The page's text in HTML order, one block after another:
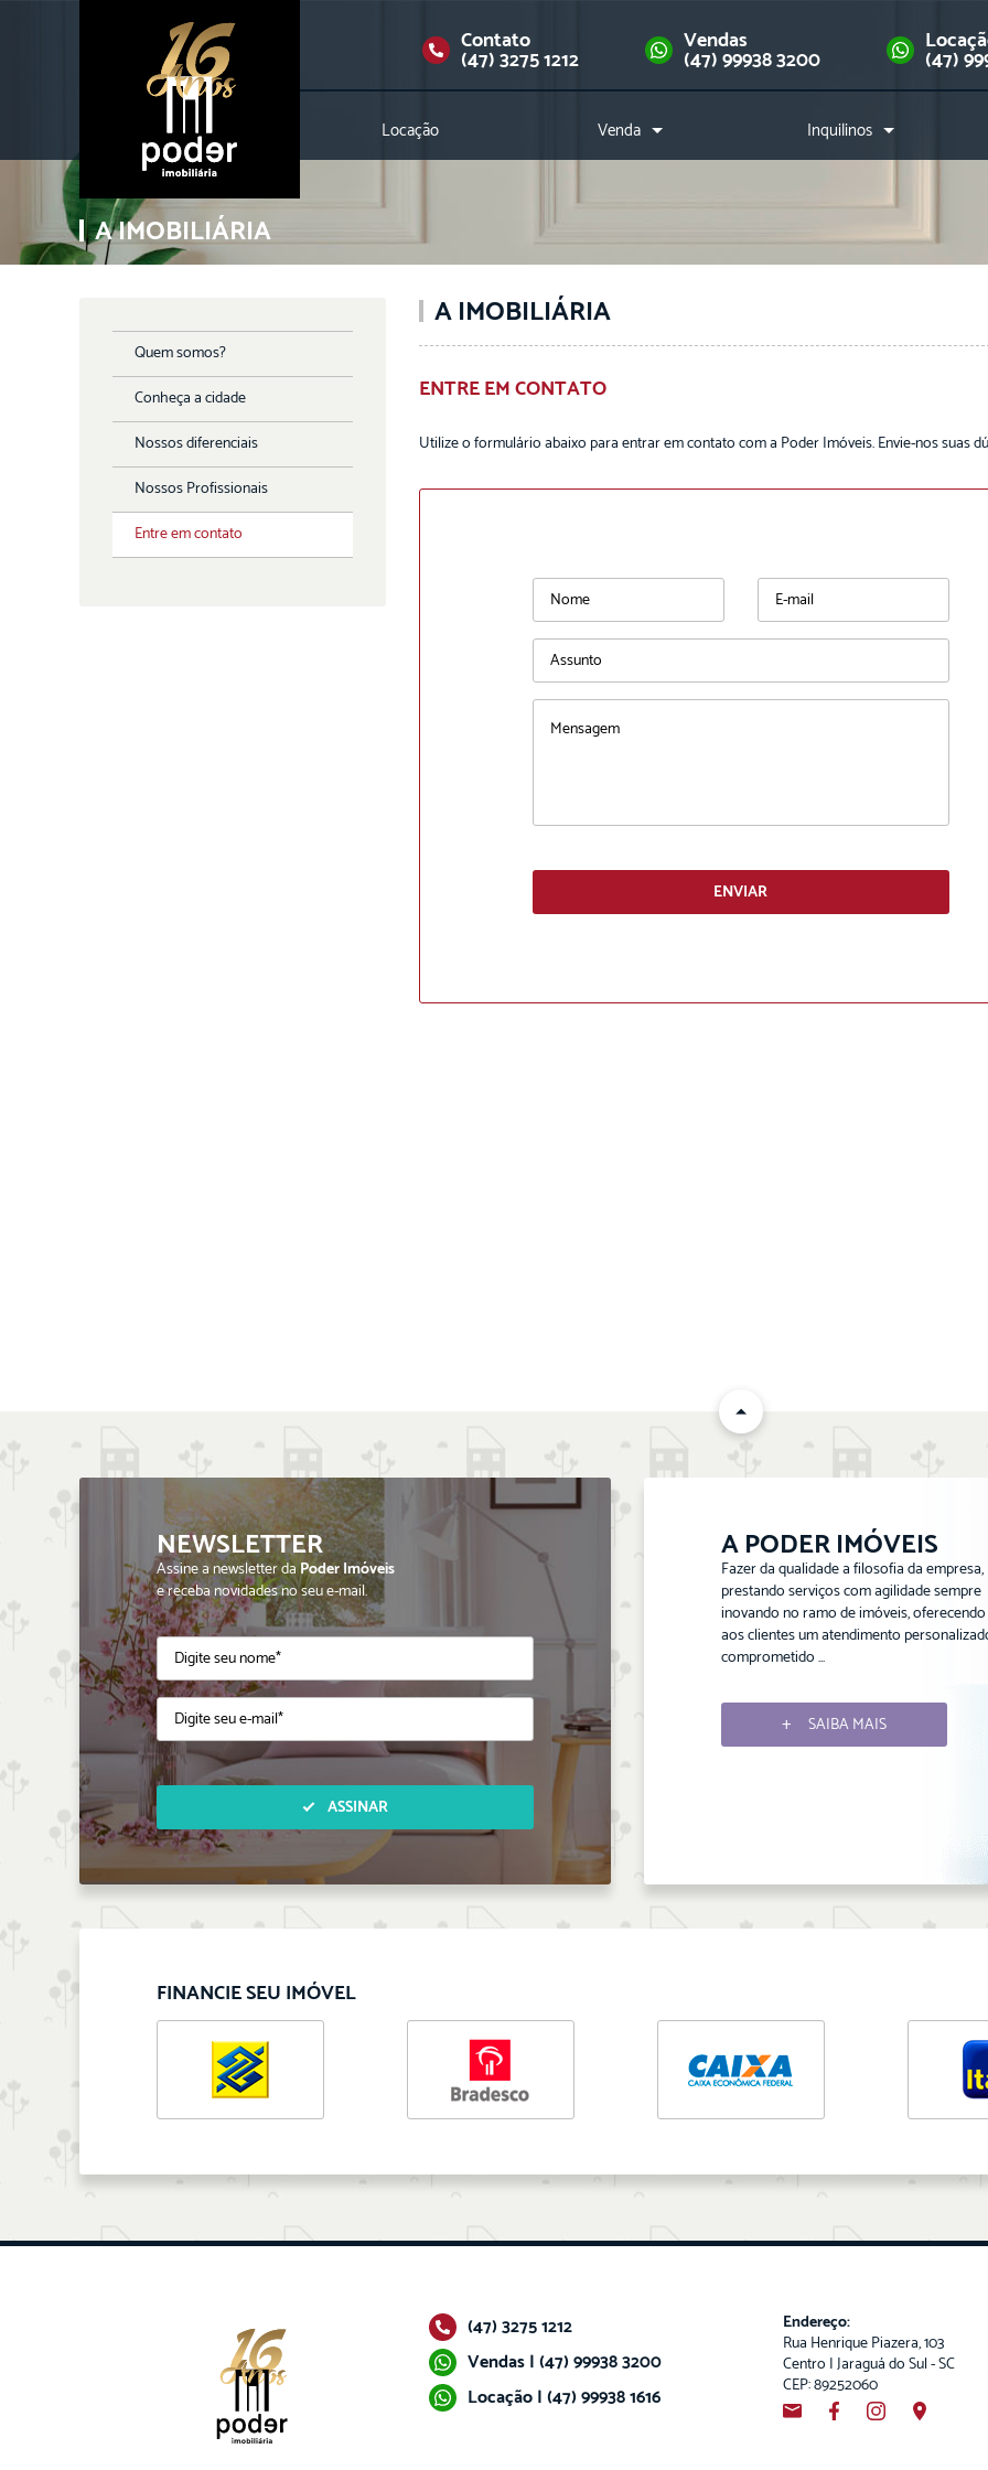
Contato
(47) 3275 1212
Vendas
(47) 99938 3200 (47)
Locação Venda Inquilinos
Downloads
A IMOBILIÁRIA
Quem somos?
Conheça a cidade
Nossos diferenciais
Nossos Profissionais
Entre em contato
A IMOBILIÁRIA
ENTRE EM CONTATO
Utilize o formulário abaixo para entrar em contato com a Poder Imóveis. Envie-nos suas
ENVIAR
NEWSLETTER
Assine a newsletter daPoder Imóveis
e receba novidades no seu e-mail.
ASSINAR
A PODER IMÓVEIS
Fazer da qualidade a filosofia da empresa,
prestando serviços com agilidade sempre
inovando no ramo de imóveis, oferecendo
aos clientes um atendimento
comprometido ...
SAIBA MAIS
FINANCIE SEU IMÓVEL
(47) 3275 1212
Vendas | (47) 99938 3200
Locação | (47) 99938 1616
Endereço:
Rua Henrique Piazera, 103
Centro | Jaraguá do Sul - SC
CEP: 89252060